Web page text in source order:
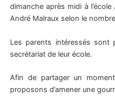
dimanche après midi à
André Malraux selon le
Les parents intéressés sont
secrétariat de leur école.
Afin de partager un
proposons d’amener une